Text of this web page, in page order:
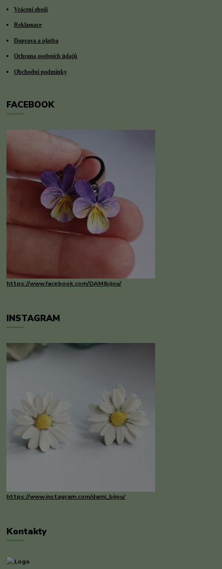
Vrácení zboží
Reklamace
Doprava a platba
Ochrana osobních údajů
Obchodní podmínky
FACEBOOK
https://www.facebook.com/DAMIbijou/
INSTAGRAM
https://www.instagram.com/dami_bijou/
Kontakty